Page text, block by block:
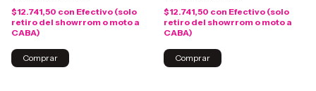
$12.741,50 con Efectivo (solo
retiro del showrrom o moto a
CABA)
$12.741,50 con Efectivo (solo
retiro del showrrom o moto a
CABA)